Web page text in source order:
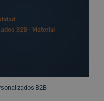
B2B · Material
B2B